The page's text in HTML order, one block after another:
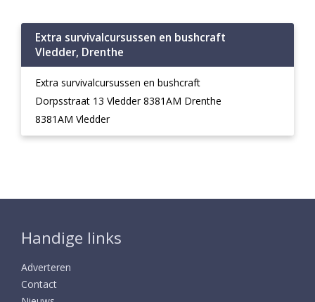
Extra survivalcursussen en bushcraft
Vledder, Drenthe
Extra survivalcursussen en bushcraft
Dorpsstraat 13 Vledder 8381AM Drenthe
8381AM Vledder
Handige links
Adverteren
Contact